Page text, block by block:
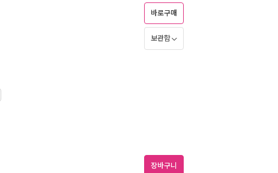
바로구매
보관함
장바구니